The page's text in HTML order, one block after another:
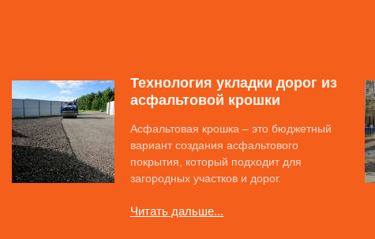
Технология укладки дорог из
асфальтовой крошки
Асфальтовая крошка – это бюджетный
вариант создания асфальтового
покрытия, который подходит для
загородных участков и дорог.
Читать дальше...